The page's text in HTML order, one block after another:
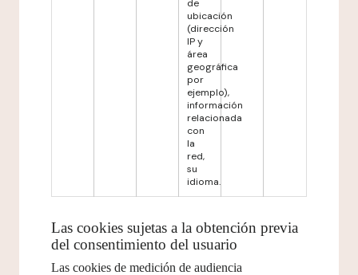
de
ubicación
(dirección
IP y
área
geográfica
por
ejemplo),
información
relacionada
con
la
red,
su
idioma.
Las cookies sujetas a la obtención previa
del consentimiento del usuario
Las cookies de medición de audiencia